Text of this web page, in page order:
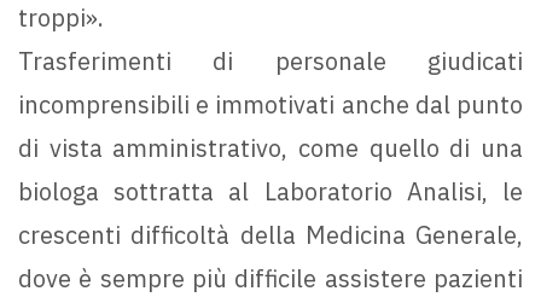
troppi».
Trasferimenti di personale giudicati
incomprensibili e immotivati anche dal punto
di vista amministrativo, come quello di una
biologa sottratta al Laboratorio Analisi, le
crescenti difficoltà della Medicina Generale,
dove è sempre più difficile assistere pazienti